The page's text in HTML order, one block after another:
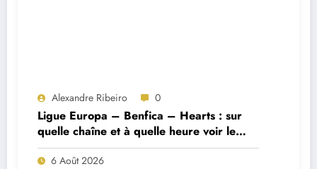
Alexandre Ribeiro 0
Ligue Europa – Benfica – Hearts : sur
quelle chaîne et à quelle heure voir le
match ?
6 Août 2026